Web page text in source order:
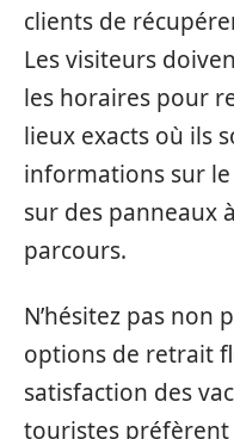
clients de
Les visiteurs
les horaires pour
lieux exacts où ils
informations sur
sur des panneaux
parcours.
N’hésitez pas non
options de retrait
satisfaction des
touristes